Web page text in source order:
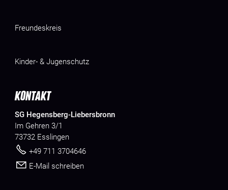
Freundeskreis
Kinder- & Jugenschutz
KONTAKT
SG Hegensberg-Liebersbronn
Im Gehren 3/1
73732 Esslingen
+49 711 3704646
E-Mail schreiben